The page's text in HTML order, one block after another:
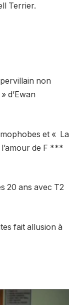
Terrier.
non
d’Ewan
et « La
de F ***
20 ans avec T2
fait allusion à